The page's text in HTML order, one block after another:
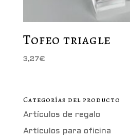
Tofeo triagle
3,27€
Categorías del producto
Artículos de regalo
Artículos para oficina